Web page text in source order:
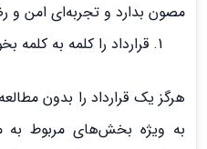
مصون بدارد و تجربه‌ای امن و
قرارداد را کلمه به کلمه
هرگز یک قرارداد را بدون
به ویژه بخش‌های مربوط به